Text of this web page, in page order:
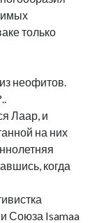
только
неофитов.
Лаар, и
на них
когда
Союза Isamaa